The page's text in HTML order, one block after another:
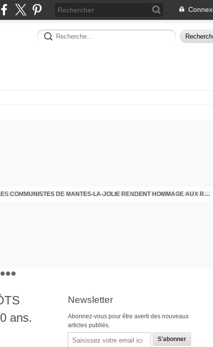
8 MAI 2026, LES COMMUNISTES DE MANTES-LA-JOLIE RENDENT HOMMAGE AUX RÉSISTANTS.
DES COMMUNISTES DIMANCHE DERNIER. COMPRENDRE POUR AGIR
ans.
Newsletter
Abonnez-vous pour être averti des nouveaux
articles publiés.
Email